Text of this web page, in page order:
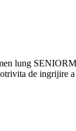
lung
de ingrijire